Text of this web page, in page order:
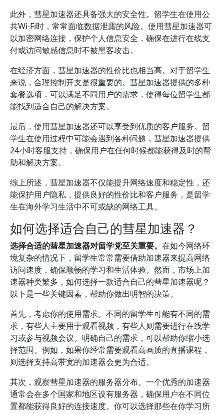
此外，彗星加速器还具备强大的安全性。留学生在使用公
共Wi-Fi时，常常面临数据泄露的风险。使用彗星加速器可
以加密网络连接，保护个人信息安全，确保在进行在线支
付或访问敏感信息时不被黑客攻击。
在经济方面，彗星加速器的性价比也相当高。对于留学生
来说，合理控制开支是很重要的。彗星加速器提供的多种
套餐选项，可以满足不同用户的需求，使得每位留学生都
能找到适合自己的解决方案。
最后，使用彗星加速器还可以享受到优质的客户服务。留
学生在使用过程中可能会遇到各种问题，彗星加速器提供
24小时客服支持，确保用户在任何时候都能获得及时的帮
助和解决方案。
综上所述，彗星加速器不仅能提升网络速度和稳定性，还
能保护用户隐私，提供良好的性价比和客户服务，是留学
生在海外学习生活中不可或缺的网络工具。
如何选择适合自己的彗星加速器？
选择合适的彗星加速器对留学党至关重要。 在如今网络环
境复杂的情况下，留学生常常需要借助加速器来提高网络
访问速度，确保顺畅的学习和生活体验。然而，市场上加
速器种类繁多，如何选择一款适合自己的彗星加速器呢？
以下是一些关键因素，帮助你做出明智的决策。
首先，考虑你的使用需求。不同的留学生可能有不同的需
求，有些人主要用于观看视频，有些人则需要进行在线学
习或参与视频会议。明确自己的需求，可以帮助你缩小选
择范围。例如，如果你经常需要观看高画质的直播课程，
则选择支持高带宽的加速器会更为合适。
其次，观察彗星加速器的服务器分布。一个优秀的加速器
通常会在多个国家和地区设有服务器，确保用户在不同位
置都能获得良好的连接速度。你可以选择那些在你学习所